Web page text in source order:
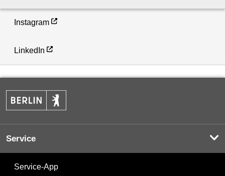
Instagram
LinkedIn
Service
Service-App